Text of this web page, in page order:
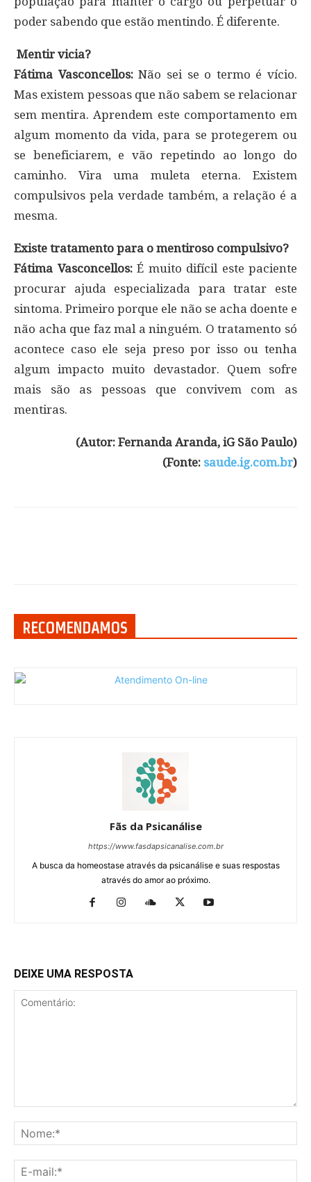
poder sabendo que estão mentindo. É diferente.
Mentir vicia?
Fátima Vasconcellos:Não sei se o termo é vício.
Mas existem pessoas que não sabem se relacionar
sem mentira. Aprendem este comportamento em
algum momento da vida, para se protegerem ou
se beneficiarem, e vão repetindo ao longo do
caminho. Vira uma muleta eterna. Existem
compulsivos pela verdade também, a relação é a
mesma.
Existe tratamento para o mentiroso compulsivo?
Fátima Vasconcellos:É muito difícil este paciente
procurar ajuda especializada para tratar este
sintoma. Primeiro porque ele não se acha doente e
não acha que faz mal a ninguém. O tratamento só
acontece caso ele seja preso por isso ou tenha
algum impacto muito devastador. Quem sofre
mais são as pessoas que convivem com as
mentiras.
(Autor: Fernanda Aranda, iG São Paulo)
(Fonte: saude.ig.com.br)
RECOMENDAMOS
Fãs da Psicanálise
https://www.fasdapsicanalise.com.br
A busca da homeostase através da psicanálise e suas respostas
através do amor ao próximo.
DEIXE UMA RESPOSTA